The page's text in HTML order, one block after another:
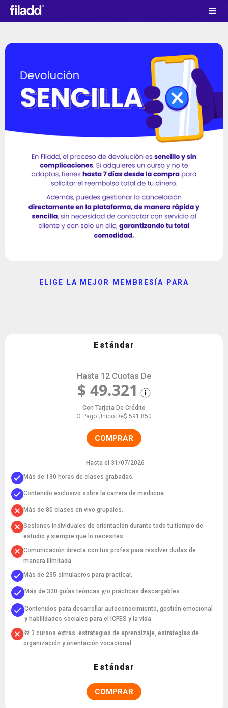
ELIGE LA MEJOR MEMBRESÍA PARA
Estándar
Hasta 12 Cuotas De
$ 49.321
Con Tarjeta De Crédito
O Pago Único De$ 591.850
COMPRAR
Hasta el 31/07/2026
Más de 130 horas de clases grabadas.
Contenido exclusivo sobre la carrera de medicina.
Más de 80 clases en vivo grupales.
Sesiones individuales de orientación durante todo tu tiempo de
estudio y siempre que lo necesites.
Comunicación directa con tus profes para resolver dudas de
manera ilimitada.
Más de 235 simulacros para practicar.
Más de 320 guías teóricas y/o prácticas descargables.
Contenidos para desarrollar autoconocimiento, gestión emocional
y habilidades sociales para el ICFES y la vida.
🎁 3 cursos extras: estrategias de aprendizaje, estrategias de
organización y orientación vocacional.
Estándar
COMPRAR